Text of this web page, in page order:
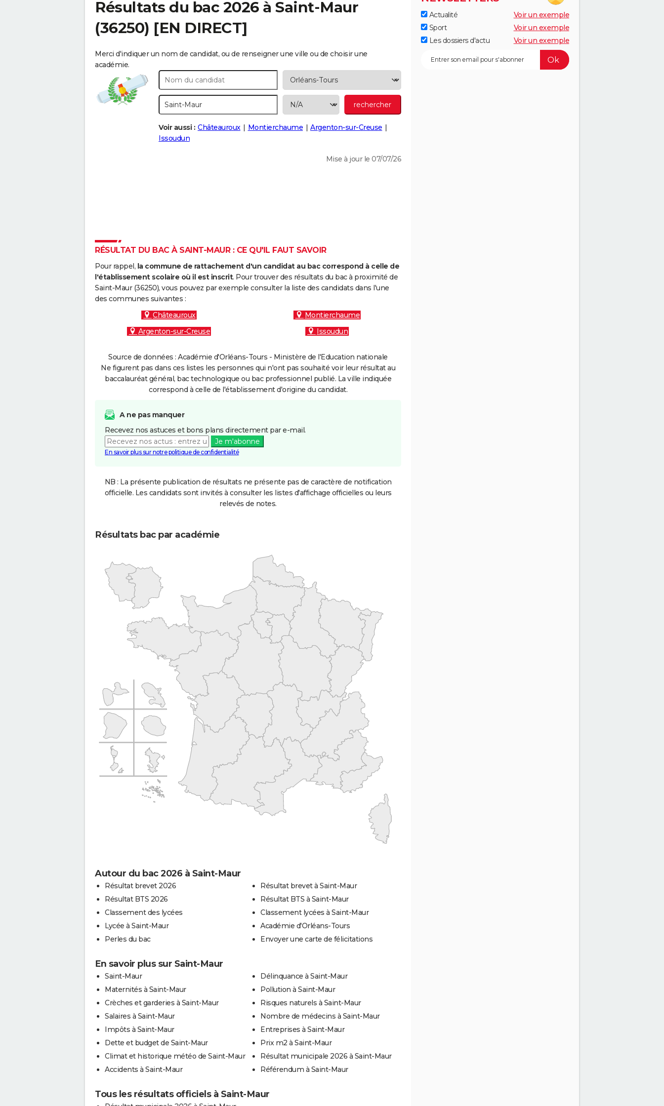
Résultats du bac 2026 à Saint-Maur
(36250) [EN DIRECT]
Merci d'indiquer un nom de candidat, ou de renseigner une ville ou de choisir une
académie.
Voir aussi : Châteauroux Montierchaume
Argenton-sur-Creuse
Issoudun
Mise à jour le 07/07/26
RÉSULTAT DU BAC À SAINT-MAUR : CE QU'IL FAUT SAVOIR
Pour rappel, la commune de rattachement d'un candidat au bac correspond à celle de
l'établissement scolaire où il est inscrit. Pour trouver des résultats du bac à proximité de
Saint-Maur (36250), vous pouvez par exemple consulter la liste des candidats dans l'une
des communes suivantes :
Châteauroux
Montierchaume
Argenton-sur-Creuse
Issoudun
Source de données : Académie d'Orléans-Tours - Ministère de l'Education nationale
Ne figurent pas dans ces listes les personnes qui n'ont pas souhaité voir leur résultat au
baccalauréat général, bac technologique ou bac professionnel publié. La ville indiquée
correspond à celle de l'établissement d'origine du candidat.
A ne pas manquer
Recevez nos astuces et bons plans directement par e-mail.
Je m'abonne
En savoir plus sur notre politique de confidentialité
NB : La présente publication de résultats ne présente pas de caractère de notification
officielle. Les candidats sont invités à consulter les listes d'affichage officielles ou leurs
relevés de notes.
Résultats bac par académie
Autour du bac 2026 à Saint-Maur
Résultat brevet 2026
Résultat BTS 2026
Classement des lycées
Lycée à Saint-Maur
Perles du bac
Résultat brevet à Saint-Maur
Résultat BTS à Saint-Maur
Classement lycées à Saint-Maur
Académie d'Orléans-Tours
Envoyer une carte de félicitations
En savoir plus sur Saint-Maur
Saint-Maur
Maternités à Saint-Maur
Crèches et garderies à Saint-Maur
Salaires à Saint-Maur
Impôts à Saint-Maur
Dette et budget de Saint-Maur
Climat et historique météo de Saint-Maur
Accidents à Saint-Maur
Délinquance à Saint-Maur
Pollution à Saint-Maur
Risques naturels à Saint-Maur
Nombre de médecins à Saint-Maur
Entreprises à Saint-Maur
Prix m2 à Saint-Maur
Résultat municipale 2026 à Saint-Maur
Référendum à Saint-Maur
Tous les résultats officiels à Saint-Maur
Actualité
Voir un exemple
Sport
Voir un exemple
Les dossiers d'actu
Voir un exemple